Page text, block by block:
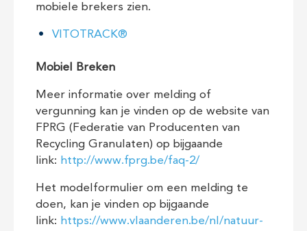
mobiele brekers zien.
VITOTRACK®
Mobiel Breken
Meer informatie over melding of
vergunning kan je vinden op de website van
FPRG (Federatie van Producenten van
Recycling Granulaten) op bijgaande
link: http://www.fprg.be/faq-2/
Het modelformulier om een melding te
doen, kan je vinden op bijgaande
link: https://www.vlaanderen.be/nl/natuur-